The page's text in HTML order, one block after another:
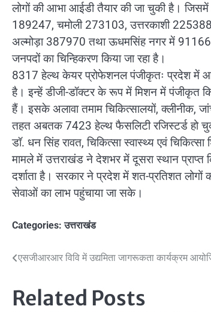
लोगों की आभा आईडी तैयार की जा चुकी है।
189247, चमोली 273103, उत्तरकाशी
अल्मोड़ा 387970 तथा ऊधमसिंह नगर में
जनपदों का चिन्हिकरण किया जा रहा है।
8317 हेल्थ केयर प्रोफेशनल पंजीकृतः प्रदेश में
है। इन्हें डीजी-डॉक्टर के रूप में मिशन में पंजीकृत
हैं। इसके अलावा तमाम चिकित्सालयों, क्लीनीक,
तहत अबतक 7423 हेल्थ फैसलिटी रजिस्टर्ड हो
डॉ. धन सिंह रावत, चिकित्सा स्वास्थ्य एवं
मामले में उत्तराखंड ने देशभर में दूसरा स्थान प्राप्त
दर्शाता है। सरकार ने प्रदेश में शत-प्रतिशत लोगों
सेवाओं का लाभ पहुंचाया जा सके।
Categories:उत्तराखंड
Post
एसजीआरआर विवि में उद्यमिता जागरूकता कार्यक्रम
Related Posts